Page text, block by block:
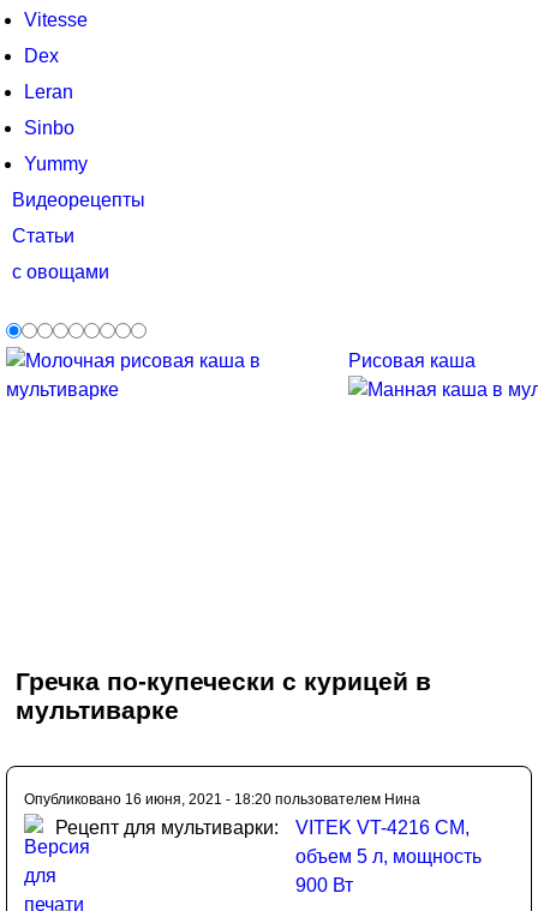
Vitesse
Dex
Leran
Sinbo
Yummy
Видеорецепты
Статьи
с овощами
Рисовая каша
Гречка по-купечески с курицей в
мультиварке
Опубликовано 16 июня, 2021 - 18:20 пользователем Нина
Рецепт для мультиварки:
VITEK VT-4216 CM,
объем 5 л, мощность
900 Вт